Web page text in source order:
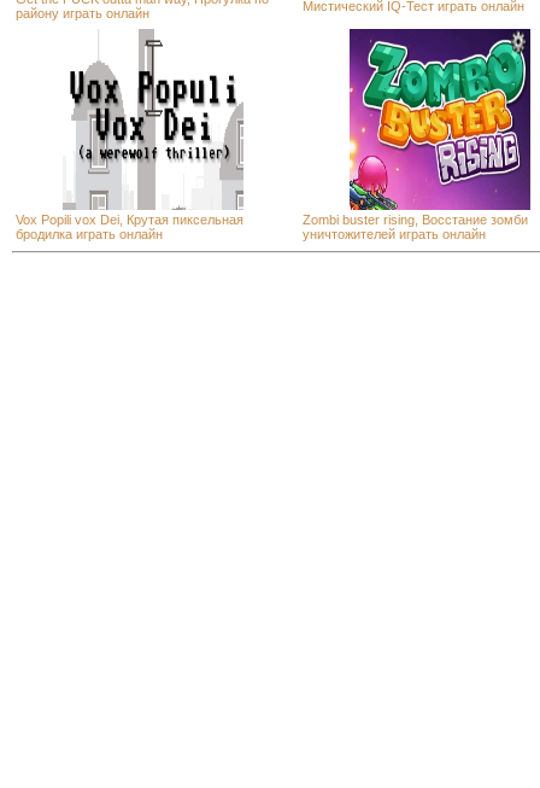
району играть онлайн
Мистический IQ-Тест играть онлайн
Vox Popili vox Dei, Крутая пиксельная
бродилка играть онлайн
Zombi buster rising, Восстание зомби
уничтожителей играть онлайн